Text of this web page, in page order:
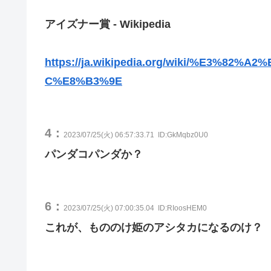
アイズナー賞 - Wikipedia
https://ja.wikipedia.org/wiki/
C%E8%B3%9E
4： 2023/07/25(火) 06:57:33.71 ID:GkMqbz0U0
パンダコパンダか？
6： 2023/07/25(火) 07:00:35.04 ID:RIoosHEM0
これが、もののけ姫のアシタカになるのけ？